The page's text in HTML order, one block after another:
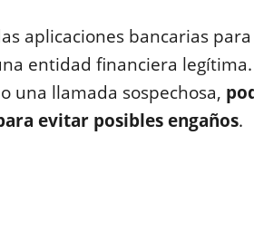
aplicaciones bancarias
entidad financiera
una llamada sospechosa,
evitar posibles engaños.